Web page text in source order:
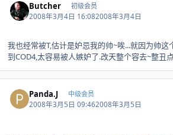
Butcher 初级会员
2008年3月4日 16:082008年3月4日
我也经常被T,估计是妒忌我的帅~唉...就因为帅这
到COD4,太容易被人嫉妒了.改天整个容去~整丑点
Panda.J 中级会员
2008年3月5日 09:462008年3月5日